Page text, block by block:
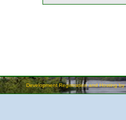
Development Registration and Hosting by